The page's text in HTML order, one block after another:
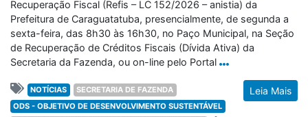
Recuperação Fiscal (Refis – LC 152/2026 – anistia) da
Prefeitura de Caraguatatuba, presencialmente, de segunda a
sexta-feira, das 8h30 às 16h30, no Paço Municipal, na Seção
de Recuperação de Créditos Fiscais (Dívida Ativa) da
Secretaria da Fazenda, ou on-line pelo Portal
Leia Mais
NOTÍCIAS
SECRETARIA DE FAZENDA
ODS - OBJETIVO DE DESENVOLVIMENTO SUSTENTÁVEL